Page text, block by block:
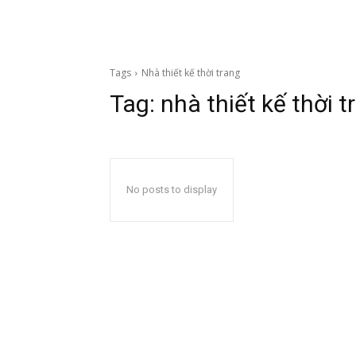
Tags Nhà thiết kế thời trang
Tag: nhà thiết kế thời
No posts to display